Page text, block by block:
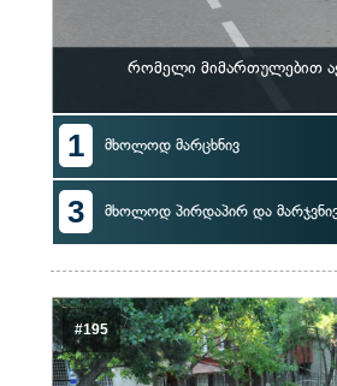
რომელი მიმართულებით
1 მხოლოდ მარცხნივ
3 მხოლოდ პირდაპირ და
#195